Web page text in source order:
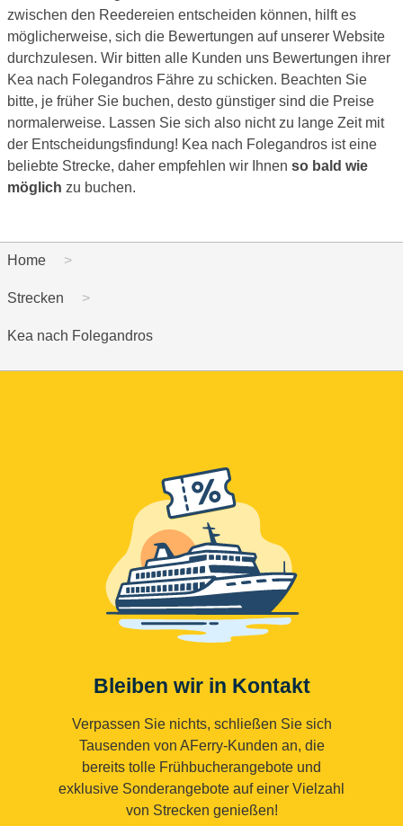
zwischen den Reedereien entscheiden können, hilft es
möglicherweise, sich die Bewertungen auf unserer Website
durchzulesen. Wir bitten alle Kunden uns Bewertungen ihrer
Kea nach Folegandros Fähre zu schicken. Beachten Sie
bitte, je früher Sie buchen, desto günstiger sind die Preise
normalerweise. Lassen Sie sich also nicht zu lange Zeit mit
der Entscheidungsfindung! Kea nach Folegandros ist eine
beliebte Strecke, daher empfehlen wir Ihnen so bald wie
möglich zu buchen.
Home
Strecken
Kea nach Folegandros
Bleiben wir in Kontakt
Verpassen Sie nichts, schließen Sie sich
Tausenden von AFerry-Kunden an, die
bereits tolle Frühbucherangebote und
exklusive Sonderangebote auf einer Vielzahl
von Strecken genießen!